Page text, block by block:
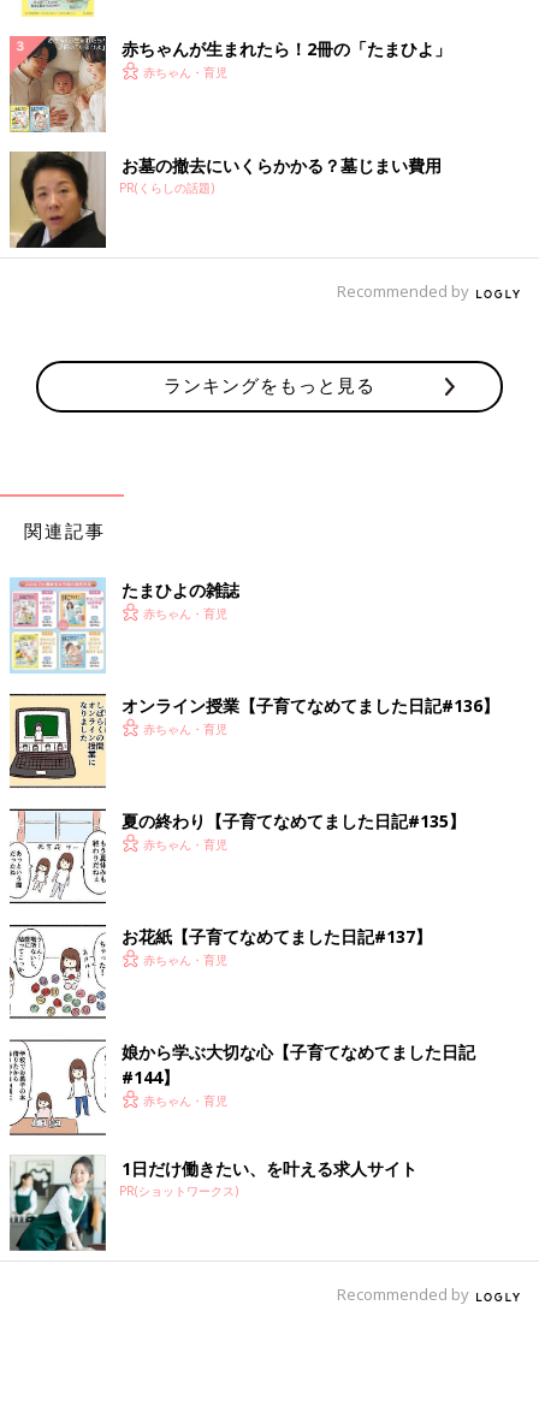
赤ちゃんが生まれたら！2冊の「たまひよ」
赤ちゃん・育児
お墓の撤去にいくらかかる？墓じまい費用
PR(くらしの話題)
Recommended by
ランキングをもっと見る
関連記事
たまひよの雑誌
赤ちゃん・育児
オンライン授業【子育てなめてました日記#136】
赤ちゃん・育児
夏の終わり【子育てなめてました日記#135】
赤ちゃん・育児
お花紙【子育てなめてました日記#137】
赤ちゃん・育児
娘から学ぶ大切な心【子育てなめてました日記
#144】
赤ちゃん・育児
1日だけ働きたい、を叶える求人サイト
PR(ショットワークス)
Recommended by